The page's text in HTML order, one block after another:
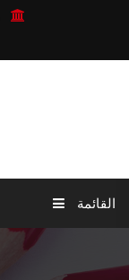
القائمة